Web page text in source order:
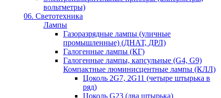
вольтметры)
06. Светотехника
Лампы
Газоразрядные лампы (уличные
промышленные) (ДНАТ, ДРЛ)
Галогенные лампы (КГ)
Галогенные лампы, капсульные (G4, G9)
Компактные люминисцентные лампы (КЛЛ)
Цоколь 2G7, 2G11 (четыре штырька в
ряд)
Цоколь G23 (два штырька)